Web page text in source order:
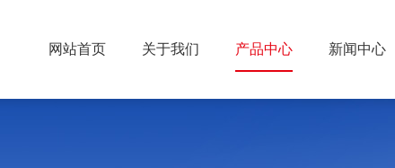
网站首页 关于我们 产品中心 新闻中心